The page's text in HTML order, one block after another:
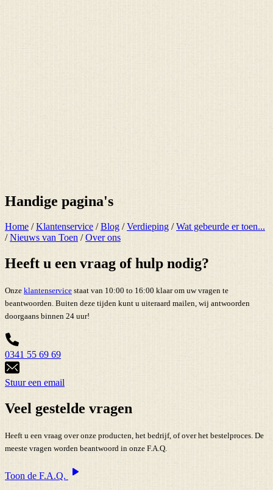
Handige pagina's
Home /Klantenservice /Blog /Verdieping /Wat gebeurde er toen...
/Nieuws van Toen /Over ons
Heeft u een vraag of hulp nodig?
Onze klantenservice staat van 10:00 to 16:00 klaar om uw vragen te
beantwoorden. Buiten deze tijden kunt u uiteraard mailen, wij antwoorden
doorgaans binnen 24 uur!
0341 55 69 69
Stuur een email
Veel gestelde vragen
Heeft u een vraag over onze producten, het bedrijf, of over het bestelproces. De
meeste vragen worden beantwoord in onze F.A.Q.
Toon de F.A.Q.